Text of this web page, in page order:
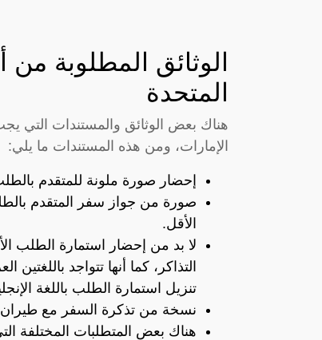
الوثائق المطلوبة من
المتحدة
هناك بعض الوثائق والمستندات التي
الإمارات، ومن هذه المستندات ما يلي:
إحضار صورة ملونة للمتقدم
صورة من جواز سفر المتقدم
الأقل.
لا بد من إحضار استمارة الطلب
التذاكر، كما أنها تتواجد
تنزيل استمارة الطلب باللغة
نسخة من تذكرة السفر مع طيران
هناك بعض المتطلبات المختلفة